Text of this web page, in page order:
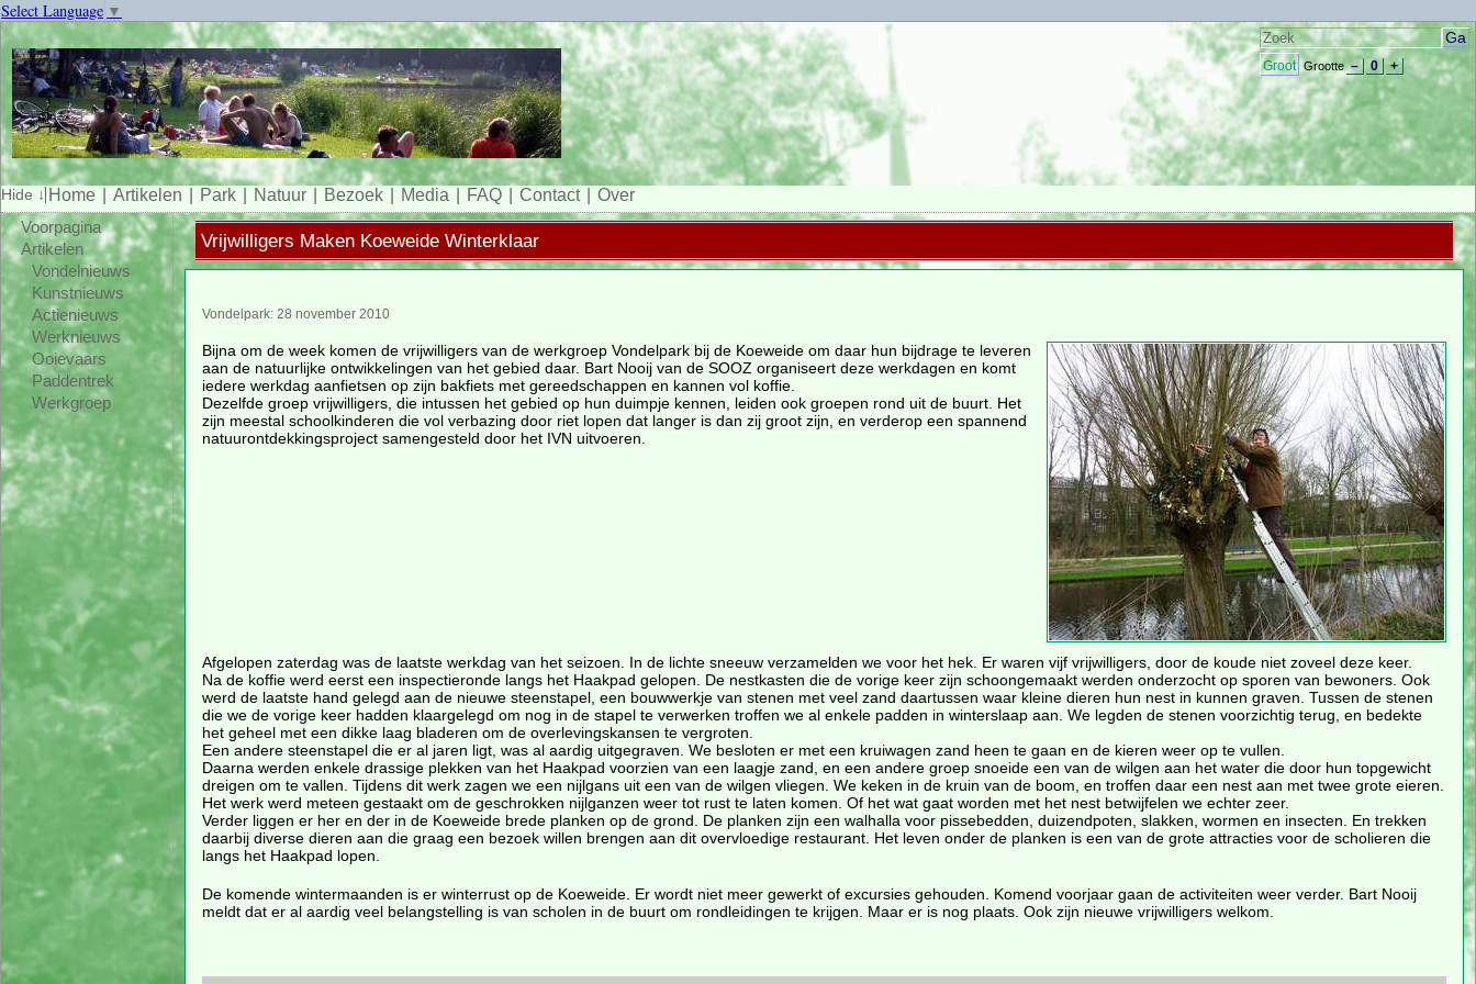
Select Language ▼
Groot Grootte – 0 +
Home Artikelen Park Natuur Bezoek Media FAQ Contact Over
Voorpagina
Artikelen
Vondelnieuws
Kunstnieuws
Actienieuws
Werknieuws
Ooievaars
Paddentrek
Werkgroep
Vrijwilligers Maken Koeweide Winterklaar
Vondelpark: 28 november 2010
Bijna om de week komen de vrijwilligers van de werkgroep Vondelpark bij de Koeweide om daar hun bijdrage te leveren
aan de natuurlijke ontwikkelingen van het gebied daar. Bart Nooij van de SOOZ organiseert deze werkdagen en komt
iedere werkdag aanfietsen op zijn bakfiets met gereedschappen en kannen vol koffie.
Dezelfde groep vrijwilligers, die intussen het gebied op hun duimpje kennen, leiden ook groepen rond uit de buurt. Het
zijn meestal schoolkinderen die vol verbazing door riet lopen dat langer is dan zij groot zijn, en verderop een spannend
natuurontdekkingsproject samengesteld door het IVN uitvoeren.
Afgelopen zaterdag was de laatste werkdag van het seizoen. In de lichte sneeuw verzamelden we voor het hek. Er waren vijf vrijwilligers, door de koude niet zoveel deze keer.
Na de koffie werd eerst een inspectieronde langs het Haakpad gelopen. De nestkasten die de vorige keer zijn schoongemaakt werden onderzocht op sporen van bewoners. Ook
werd de laatste hand gelegd aan de nieuwe steenstapel, een bouwwerkje van stenen met veel zand daartussen waar kleine dieren hun nest in kunnen graven. Tussen de stenen
die we de vorige keer hadden klaargelegd om nog in de stapel te verwerken troffen we al enkele padden in winterslaap aan. We legden de stenen voorzichtig terug, en bedekte
het geheel met een dikke laag bladeren om de overlevingskansen te vergroten.
Een andere steenstapel die er al jaren ligt, was al aardig uitgegraven. We besloten er met een kruiwagen zand heen te gaan en de kieren weer op te vullen.
Daarna werden enkele drassige plekken van het Haakpad voorzien van een laagje zand, en een andere groep snoeide een van de wilgen aan het water die door hun topgewicht
dreigen om te vallen. Tijdens dit werk zagen we een nijlgans uit een van de wilgen vliegen. We keken in de kruin van de boom, en troffen daar een nest aan met twee grote eieren.
Het werk werd meteen gestaakt om de geschrokken nijlganzen weer tot rust te laten komen. Of het wat gaat worden met het nest betwijfelen we echter zeer.
Verder liggen er her en der in de Koeweide brede planken op de grond. De planken zijn een walhalla voor pissebedden, duizendpoten, slakken, wormen en insecten. En trekken
daarbij diverse dieren aan die graag een bezoek willen brengen aan dit overvloedige restaurant. Het leven onder de planken is een van de grote attracties voor de scholieren die
langs het Haakpad lopen.
De komende wintermaanden is er winterrust op de Koeweide. Er wordt niet meer gewerkt of excursies gehouden. Komend voorjaar gaan de activiteiten weer verder. Bart Nooij
meldt dat er al aardig veel belangstelling is van scholen in de buurt om rondleidingen te krijgen. Maar er is nog plaats. Ook zijn nieuwe vrijwilligers welkom.